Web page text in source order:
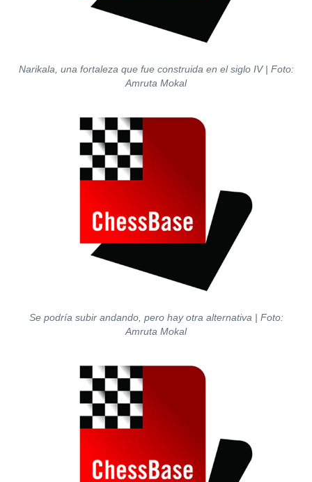
Narikala, una fortaleza que fue construida en el siglo IV | Foto:
Amruta Mokal
Se podría subir andando, pero hay otra alternativa | Foto:
Amruta Mokal